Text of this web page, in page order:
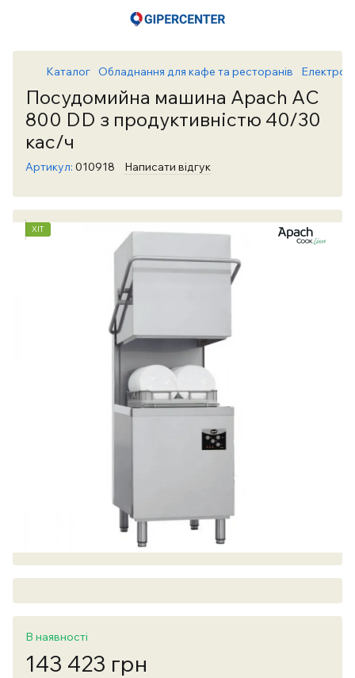
Каталог Обладнання для кафе та ресторанів
Посудомийна машина Apach AС
800 DD з продуктивністю 40/30
кас/ч
Артикул: 010918 Написати відгук
ХІТ
В наявності
143 423 грн